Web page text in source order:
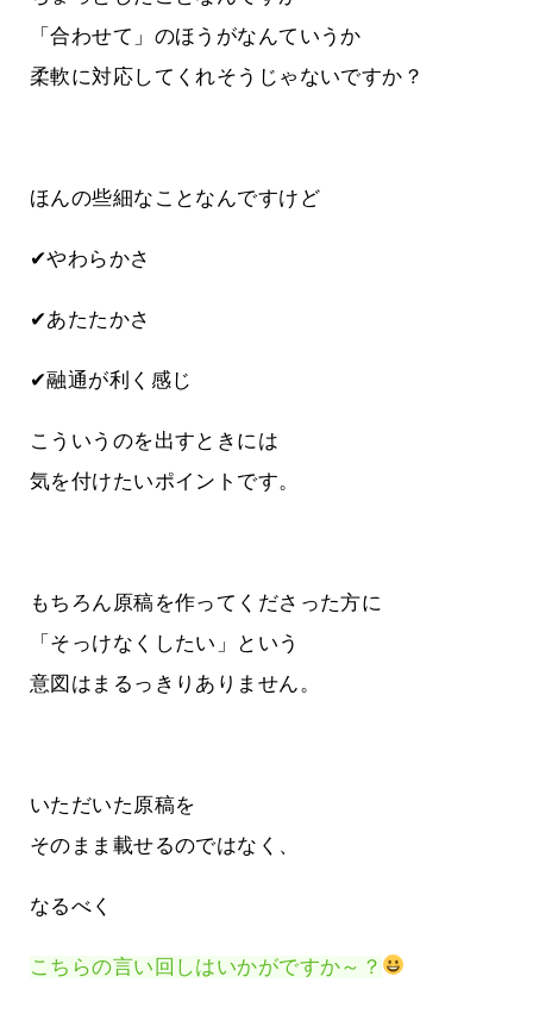
「合わせて」のほうがなんていうか
柔軟に対応してくれそうじゃないですか？
ほんの些細なことなんですけど
✔やわらかさ
✔あたたかさ
✔融通が利く感じ
こういうのを出すときには
気を付けたいポイントです。
もちろん原稿を作ってくださった方に
「そっけなくしたい」という
意図はまるっきりありません。
いただいた原稿を
そのまま載せるのではなく、
なるべく
こちらの言い回しはいかがですか～？